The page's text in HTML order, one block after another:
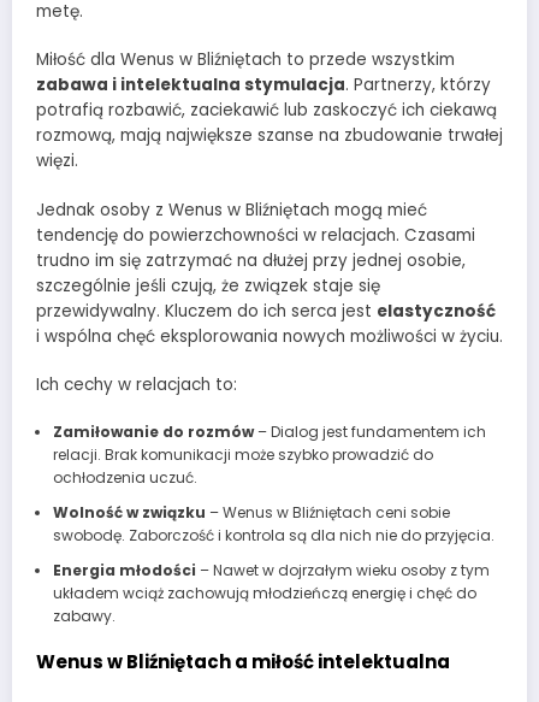
metę.
Miłość dla Wenus w Bliźniętach to przede wszystkim
zabawa i intelektualna stymulacja. Partnerzy, którzy
potrafią rozbawić, zaciekawić lub zaskoczyć ich ciekawą
rozmową, mają największe szanse na zbudowanie trwałej
więzi.
Jednak osoby z Wenus w Bliźniętach mogą mieć
tendencję do powierzchowności w relacjach. Czasami
trudno im się zatrzymać na dłużej przy jednej osobie,
szczególnie jeśli czują, że związek staje się
przewidywalny. Kluczem do ich serca jest elastyczność
i wspólna chęć eksplorowania nowych możliwości w życiu.
Ich cechy w relacjach to:
Zamiłowanie do rozmów– Dialog jest fundamentem ich
relacji. Brak komunikacji może szybko prowadzić do
ochłodzenia uczuć.
Wolność w związku – Wenus w Bliźniętach ceni sobie
swobodę. Zaborczość i kontrola są dla nich nie do przyjęcia.
Energia młodości – Nawet w dojrzałym wieku osoby z tym
układem wciąż zachowują młodzieńczą energię i chęć do
zabawy.
Wenus w Bliźniętach a miłość intelektualna